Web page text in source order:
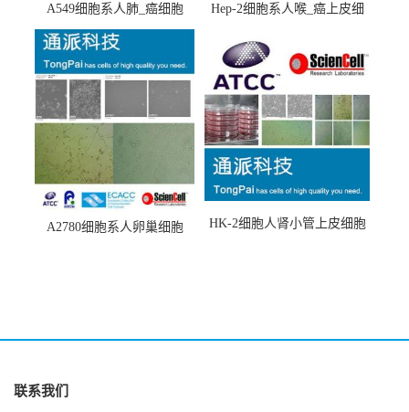
A549细胞系人肺_癌细胞
(A549细胞)
Hep-2细胞系人喉_癌上皮细
A2780细胞系人卵巢细胞
HK-2细胞人肾小管上皮细胞
联系我们